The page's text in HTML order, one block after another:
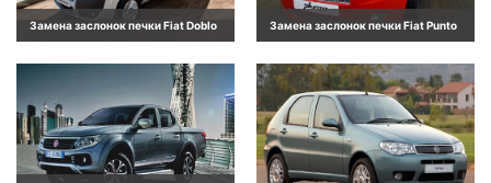
Замена заслонок печки Fiat Doblo Замена заслонок печки Fiat Punto